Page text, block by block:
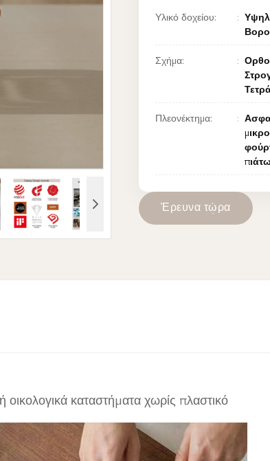
Υλικό δοχείου:
Σχήμα:
Πλεονέκτημα:
Έρευνα τώρα
οικολογικά καταστήματα χωρίς πλαστικό